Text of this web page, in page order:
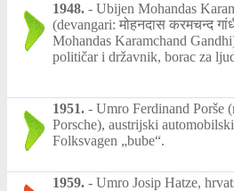
1948. - Ubijen Mohandas
(devangari: मोहनदास करमचन्द
Mohandas Karamchand
političar i državnik, borac za
1951. - Umro Ferdinand Porše
Porsche), austrijski
Folksvagen „bube“.
1959. - Umro Josip Hatze,